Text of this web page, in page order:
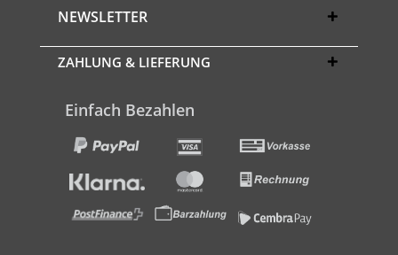
NEWSLETTER
ZAHLUNG & LIEFERUNG
Einfach Bezahlen